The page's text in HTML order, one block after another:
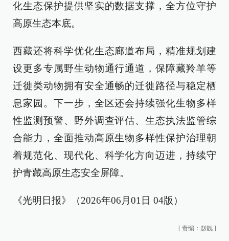
化生态保护提供坚实的数据支撑，全方位守护
高原生态本底。
西藏还将科学优化生态廊道布局，精准规划建
设更多专属野生动物通行通道，保障藏羚羊等
迁徙类动物拥有安全通畅的迁徙路径与稳定栖
息家园。下一步，全区还会持续强化生物多样
性监测预警、野外调查评估、生态执法监管综
合能力，全面推动高原生物多样性保护治理朝
着规范化、现代化、科学化方向迈进，持续守
护青藏高原生态安全屏障。
《光明日报》（2026年06月01日 04版）
[ 责编：赵靓 ]